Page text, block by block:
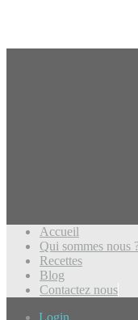
Accueil
Qui sommes nous
Recettes
Blog
Contactez nous
Login